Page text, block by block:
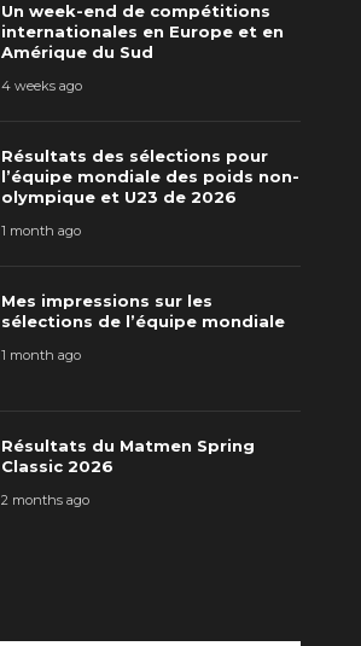
Un week-end de compétitions
internationales en Europe et en
Amérique du Sud
4 weeks ago
Résultats des sélections pour
l’équipe mondiale des poids non-
olympique et U23 de 2026
1 month ago
Mes impressions sur les
sélections de l’équipe mondiale
1 month ago
Résultats du Matmen Spring
Classic 2026
2 months ago